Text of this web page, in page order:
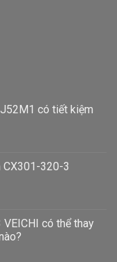
có tiết kiệm
CX301-320-3
có thể thay